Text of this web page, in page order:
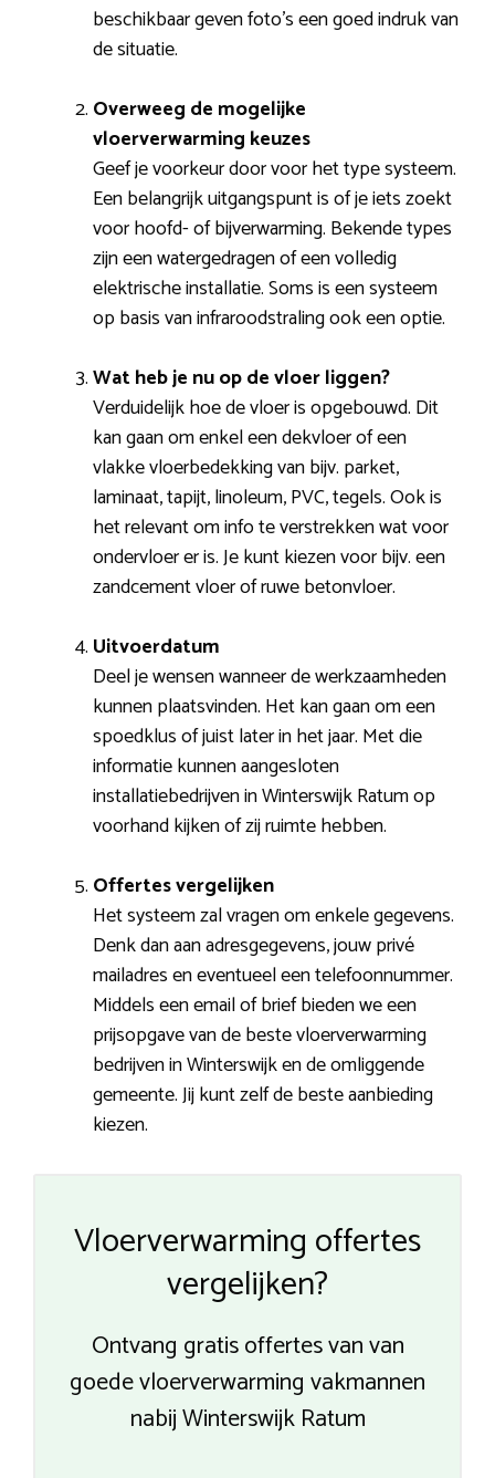
beschikbaar geven foto’s een goed indruk van
de situatie.
Overweeg de mogelijke
vloerverwarming keuzes
Geef je voorkeur door voor het type systeem.
Een belangrijk uitgangspunt is of je iets zoekt
voor hoofd- of bijverwarming. Bekende types
zijn een watergedragen of een volledig
elektrische installatie. Soms is een systeem
op basis van infraroodstraling ook een optie.
Wat heb je nu op de vloer liggen?
Verduidelijk hoe de vloer is opgebouwd. Dit
kan gaan om enkel een dekvloer of een
vlakke vloerbedekking van bijv. parket,
laminaat, tapijt, linoleum, PVC, tegels. Ook is
het relevant om info te verstrekken wat voor
ondervloer er is. Je kunt kiezen voor bijv. een
zandcement vloer of ruwe betonvloer.
Uitvoerdatum
Deel je wensen wanneer de werkzaamheden
kunnen plaatsvinden. Het kan gaan om een
spoedklus of juist later in het jaar. Met die
informatie kunnen aangesloten
installatiebedrijven in Winterswijk Ratum op
voorhand kijken of zij ruimte hebben.
Offertes vergelijken
Het systeem zal vragen om enkele gegevens.
Denk dan aan adresgegevens, jouw privé
mailadres en eventueel een telefoonnummer.
Middels een email of brief bieden we een
prijsopgave van de beste vloerverwarming
bedrijven in Winterswijk en de omliggende
gemeente. Jij kunt zelf de beste aanbieding
kiezen.
Vloerverwarming offertes
vergelijken?
Ontvang gratis offertes van van
goede vloerverwarming vakmannen
nabij Winterswijk Ratum